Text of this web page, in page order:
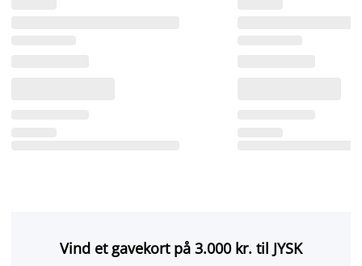
Vind et gavekort på 3.000 kr. til JYSK